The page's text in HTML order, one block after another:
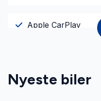
Apple CarPlay
Automatgear
Nyeste biler